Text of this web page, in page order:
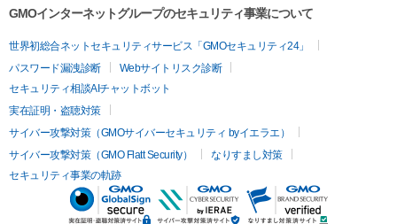
GMOインターネットグループのセキュリティ事業について
世界初総合ネットセキュリティサービス「GMOセキュリティ24」
パスワード漏洩診断
Webサイトリスク診断
セキュリティ相談AIチャットボット
実在証明・盗聴対策
サイバー攻撃対策（GMOサイバーセキュリティ byイエラエ）
サイバー攻撃対策（GMO Flatt Security）
なりすまし対策
セキュリティ事業の軌跡